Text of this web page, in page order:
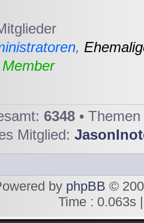
,
Member
6348 •
Mitglied:
by phpBB ©
Time : 0.063s